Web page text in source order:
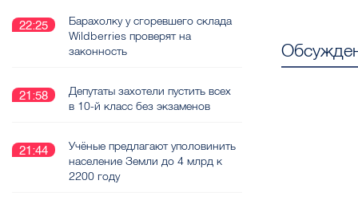
22:25
Барахолку у сгоревшего склада
Wildberries проверят на
законность
21:58
Депутаты захотели пустить всех
в 10-й класс без экзаменов
21:44
Учёные предлагают уполовинить
население Земли до 4 млрд к
2200 году